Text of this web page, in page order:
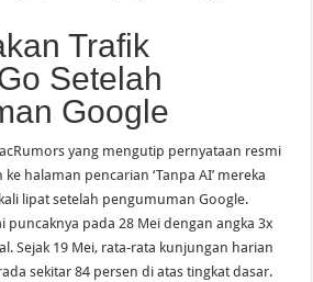
Trafik
Setelah
Google
yang mengutip pernyataan resmi
halaman pencarian ‘Tanpa AI’ mereka
lipat setelah pengumuman Google.
puncaknya pada 28 Mei dengan angka 3x
Sejak 19 Mei, rata-rata kunjungan harian
sekitar 84 persen di atas tingkat dasar.